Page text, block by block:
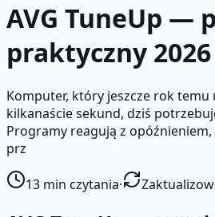
AVG TuneUp —
praktyczny 2026
Komputer, który jeszcze rok temu
kilkanaście sekund, dziś
Programy reagują z
prz
13 min czytania·